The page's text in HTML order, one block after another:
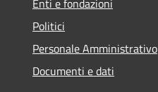
Politici
Personale Amministrativo
Documenti e dati